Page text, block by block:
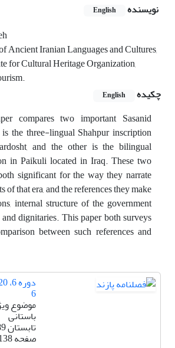
نویسنده English
Ancient Iranian Languages and Cultures,
for Cultural Heritage Organization,
چکیده
English
compares two important Sasanid
the three-lingual Shahpur inscription
and the other is the bilingual
in Paikuli located in Iraq. These two
significant for the way they narrate
of that era, and the references they make
internal structure of the government
dignitaries. This paper both surveys
between such references and
6
موضوع
باستانی
تابستان 1389
صفحه